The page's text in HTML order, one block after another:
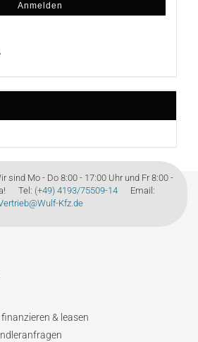
Anmelden
Mo - Do 8:00 - 17:00 Uhr und Fr 8:00 -
Tel: (+49) 4193/75509-14Email:
Kfz.de
& leasen